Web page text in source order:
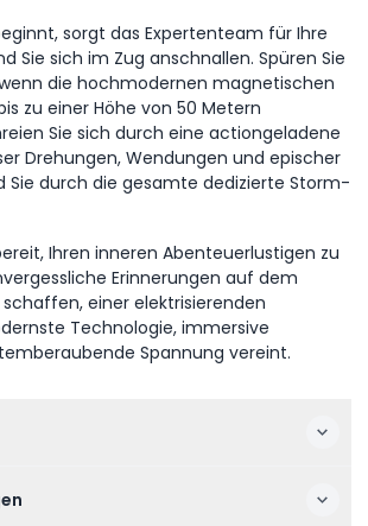
sorgt das Expertenteam für Ihre
Sie sich im Zug anschnallen. Spüren Sie
die hochmodernen magnetischen
zu einer Höhe von 50 Metern
Sie sich durch eine actiongeladene
Drehungen, Wendungen und epischer
Sie durch die gesamte dedizierte Storm-
Ihren inneren Abenteuerlustigen zu
Erinnerungen auf dem
einer elektrisierenden
Technologie, immersive
Spannung vereint.